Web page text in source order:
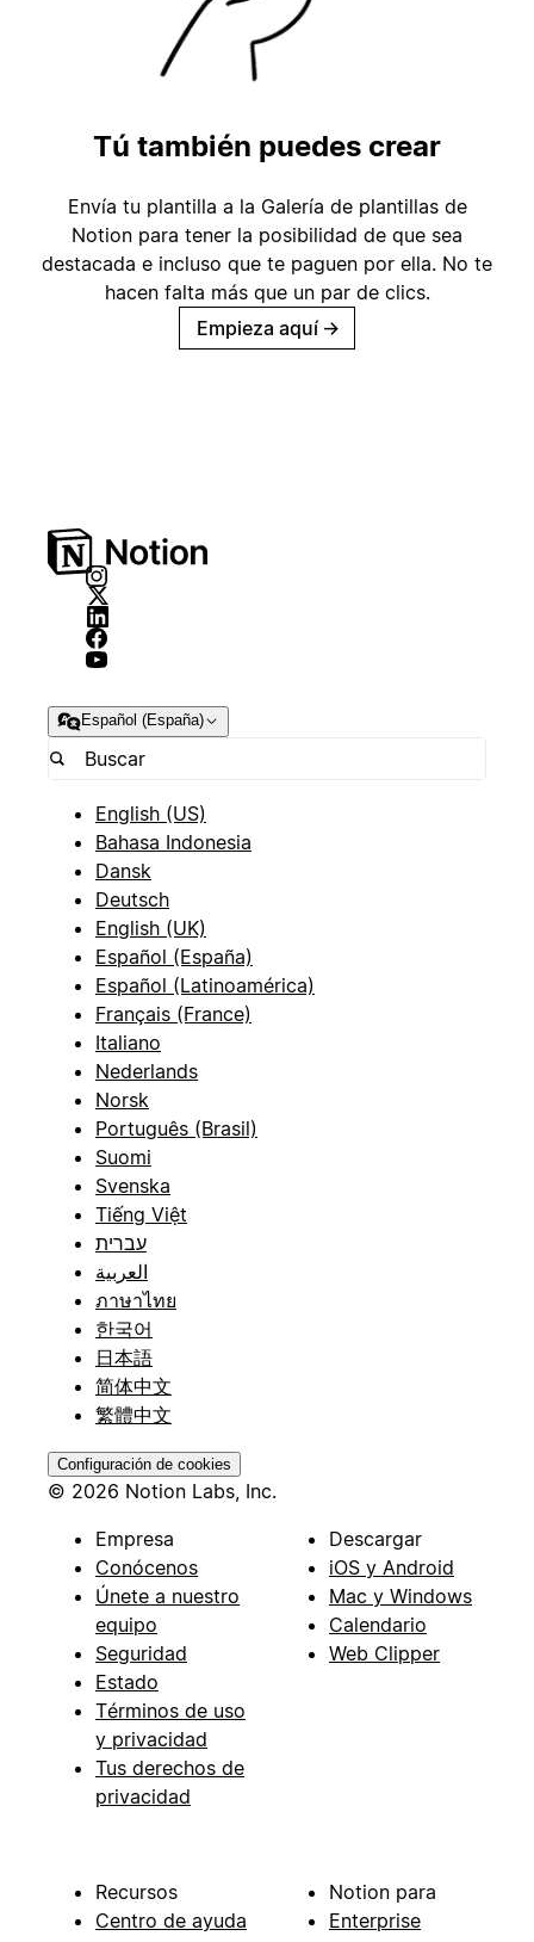
Tú también puedes crear
Envía tu plantilla a la Galería de plantillas de
Notion para tener la posibilidad de que sea
destacada e incluso que te paguen por ella. No te
hacen falta más que un par de clics.
Empieza aquí →
Español (España)
English (US)
Bahasa Indonesia
Dansk
Deutsch
English (UK)
Español (España)
Español (Latinoamérica)
Français (France)
Italiano
Nederlands
Norsk
Português (Brasil)
Suomi
Svenska
Tiếng Việt
עברית
العربية
ภาษาไทย
한국어
日本語
简体中文
繁體中文
Configuración de cookies
© 2026 Notion Labs, Inc.
Empresa
Conócenos
Únete a nuestro
equipo
Seguridad
Estado
Términos de uso
y privacidad
Tus derechos de
privacidad
Descargar
iOS y Android
Mac y Windows
Calendario
Web Clipper
Recursos
Centro de ayuda
Notion para
Enterprise